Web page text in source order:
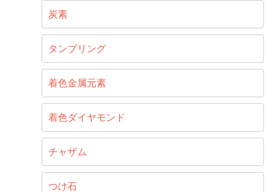
炭素
タンブリング
着色金属元素
着色ダイヤモンド
チャザム
つけ石